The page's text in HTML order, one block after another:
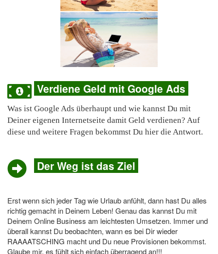
Verdiene Geld mit Google Ads
Was ist Google Ads überhaupt und wie kannst Du mit
Deiner eigenen Internetseite damit Geld verdienen? Auf
diese und weitere Fragen bekommst Du hier die Antwort.
Der Weg ist das Ziel
Erst wenn sich jeder Tag wie Urlaub anfühlt, dann hast Du alles
richtig gemacht in Deinem Leben! Genau das kannst Du mit
Deinem Online Business am leichtesten Umsetzen. Immer und
überall kannst Du beobachten, wann es bei Dir wieder
RAAAATSCHING macht und Du neue Provisionen bekommst.
Glaube mir, es fühlt sich einfach überragend an!!!